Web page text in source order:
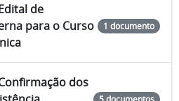
de
para o Curso
1 documento
dos